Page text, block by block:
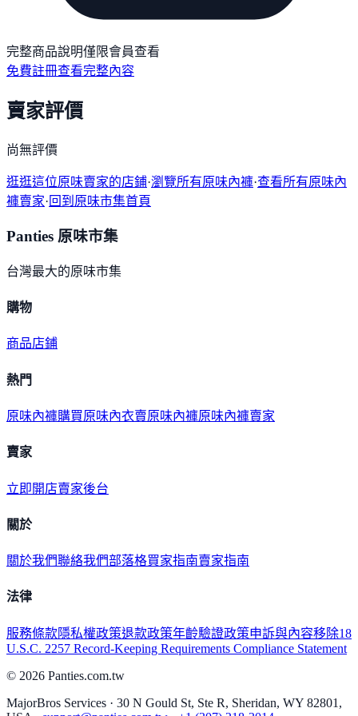
完整商品說明僅限會員查看
免費註冊查看完整內容
賣家評價
尚無評價
逛逛這位原味賣家的店鋪·瀏覽所有原味內褲·查看所有原味內
褲賣家·回到原味市集首頁
Panties 原味市集
台灣最大的原味市集
購物
商品店鋪
熱門
原味內褲購買原味內衣賣原味內褲原味內褲賣家
賣家
立即開店賣家後台
關於
關於我們聯絡我們部落格買家指南賣家指南
法律
服務條款隱私權政策退款政策年齡驗證政策申訴與內容移除18
U.S.C. 2257 Record-Keeping Requirements Compliance Statement
© 2026 Panties.com.tw
MajorBros Services · 30 N Gould St, Ste R, Sheridan, WY 82801,